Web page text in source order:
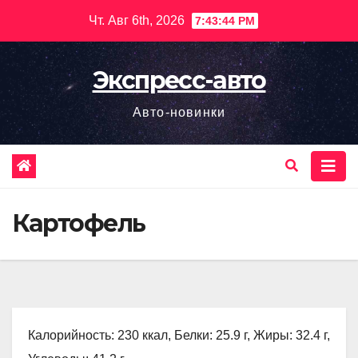
содержимому
Чт. Авг 6th, 2026 7:43:45 PM
Экспресс-авто
Авто-новинки
Картофель
Калорийность: 230 ккал, Белки: 25.9 г, Жиры: 32.4 г,